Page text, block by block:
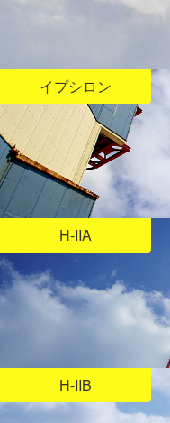
イプシロン
H-IIA
H-IIB